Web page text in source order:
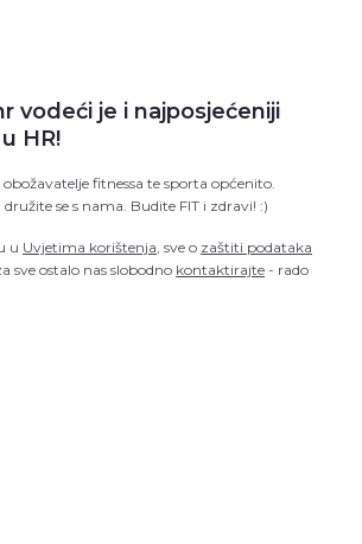
vodeći je i najposjećeniji
HR!
fitnessa te sporta općenito.
se s nama. Budite FIT i zdravi! :)
u Uvjetima korištenja, sve o zaštiti podataka
sve ostalo nas slobodno kontaktirajte - rado